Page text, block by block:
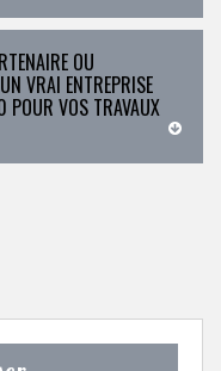
OU
VRAI ENTREPRISE
POUR VOS TRAVAUX